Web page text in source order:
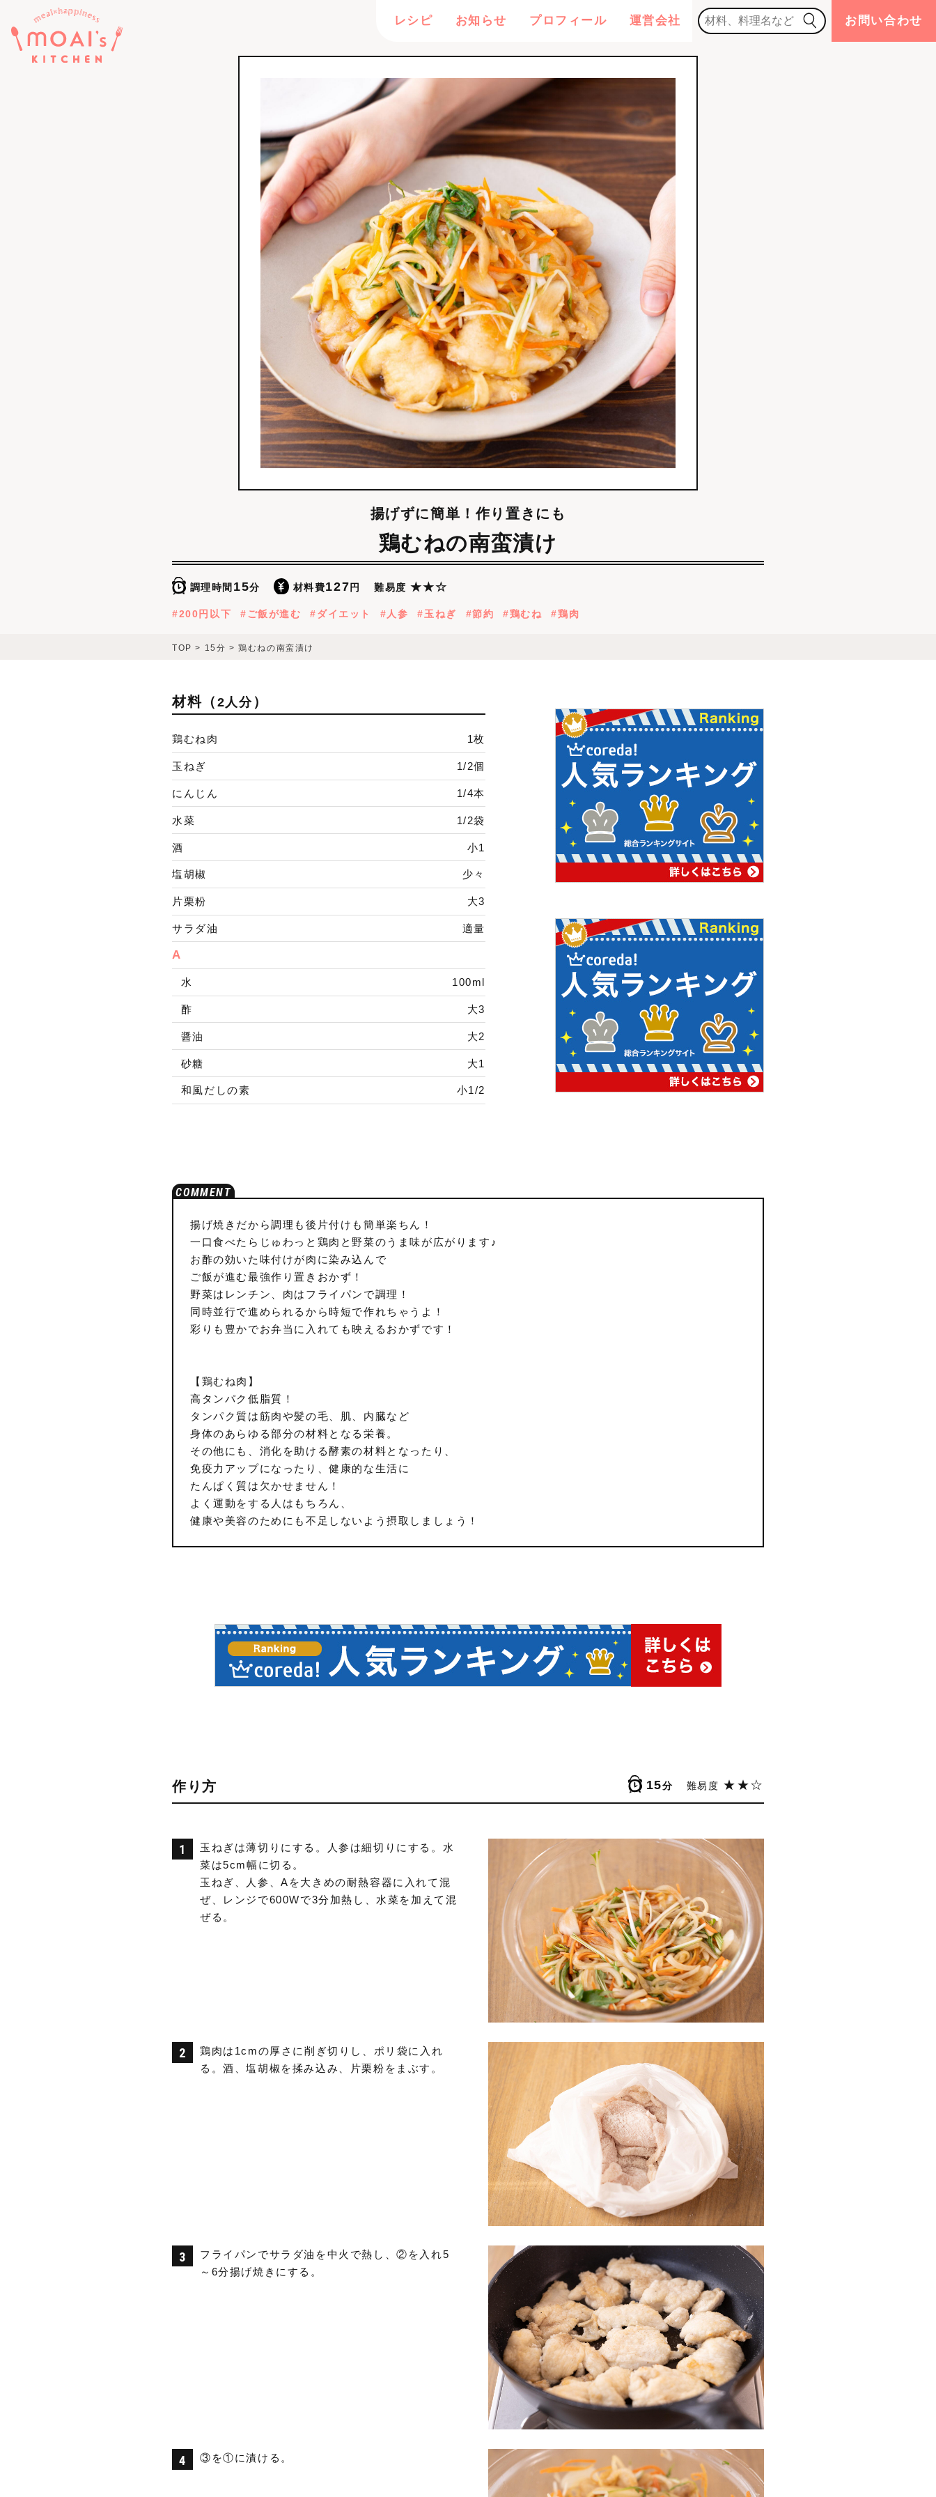
レシピ お知らせ プロフィール 運営会社 お問い合わせ
揚げずに簡単！作り置きにも
鶏むねの南蛮漬け
調理時間 15分 材料費127 円 難易度★★☆
200円以下 ご飯が進む ダイエット 人参 玉ねぎ 節約 鶏むね 鶏肉
TOP > 15分 >鶏むねの南蛮漬け
材料（ 2人分 ）
鶏むね肉 1枚
玉ねぎ 1/2個
にんじん 1/4本
水菜 1/2袋
酒 小1
塩胡椒 少々
片栗粉 大3
サラダ油 適量
A
水 100ml
酢 大3
醤油 大2
砂糖 大1
和風だしの素 小1/2
揚げ焼きだから調理も後片付けも簡単楽ちん！
一口食べたらじゅわっと鶏肉と野菜のうま味が広がります♪
お酢の効いた味付けが肉に染み込んで
ご飯が進む最強作り置きおかず！
野菜はレンチン、肉はフライパンで調理！
同時並行で進められるから時短で作れちゃうよ！
彩りも豊かでお弁当に入れても映えるおかずです！
【鶏むね肉】
高タンパク低脂質！
タンパク質は筋肉や髪の毛、肌、内臓など
身体のあらゆる部分の材料となる栄養。
その他にも、消化を助ける酵素の材料となったり、
免疫力アップになったり、健康的な生活に
たんぱく質は欠かせません！
よく運動をする人はもちろん、
健康や美容のためにも不足しないよう摂取しましょう！
作り方 15分 難易度 ★★☆
玉ねぎは薄切りにする。人参は細切りにする。水
菜は5cm幅に切る。
玉ねぎ、人参、Aを大きめの耐熱容器に入れて混
ぜ、レンジで600Wで3分加熱し、水菜を加えて混
ぜる。
鶏肉は1cmの厚さに削ぎ切りし、ポリ袋に入れ
る。酒、塩胡椒を揉み込み、片栗粉をまぶす。
フライパンでサラダ油を中火で熱し、②を入れ5
～6分揚げ焼きにする。
③を①に漬ける。